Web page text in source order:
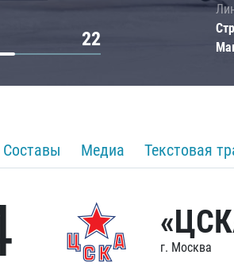
22
Составы Медиа Текстовая
г. Москва